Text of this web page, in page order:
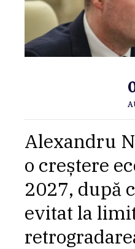
Alexandru
o creștere
2027, după
evitat la